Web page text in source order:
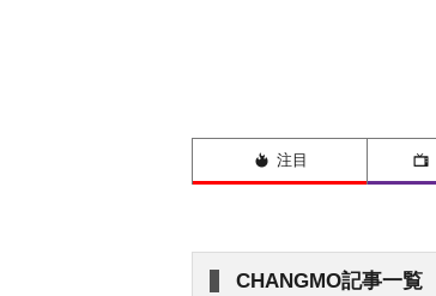
注目
CHANGMO記事一覧